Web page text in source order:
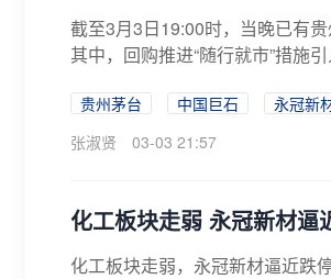
截至3月3日19:00时，当晚已有
其中，回购推进“随行就市”措施
贵州茅台 中国巨石
永冠新
张淑贤
03-03 21:57
化工板块走弱 永冠新材逼
化工板块走弱，永冠新材逼近跌